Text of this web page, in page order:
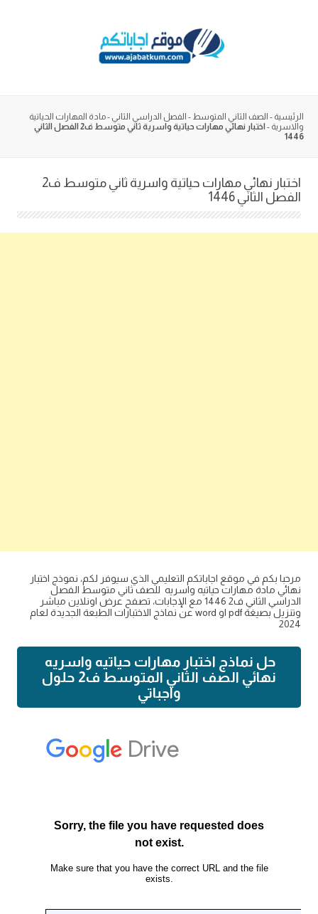
الرئيسية - الصف الثاني المتوسط - الفصل الدراسي الثاني -مادة المهارات الحياتية
والاسرية -
اختبار نهائي مهارات حياتية واسرية ثاني متوسط ف2 الفصل الثاني
1446
اختبار نهائي مهارات حياتية واسرية ثاني متوسط ف2
الفصل الثاني 1446
مرحبا بكم في موقع اجاباتكم التعليمي الذي سيوفر لكم، نموذج اختبار
نهائي مادة مهارات حياتيه واسريه للصف ثاني متوسط الفصل
الدراسي الثاني ف2 1446 مع الإجابات، تصفح عرض اونلاين مباشر
وتنزيل بصيغة pdf او word عن نماذج الاختبارات الطبعة الجديدة لعام
2024
حل نماذج اختبار مهارات حياتيه واسريه
نهائي الصف الثاني المتوسط ف2 حلول
واجباتي